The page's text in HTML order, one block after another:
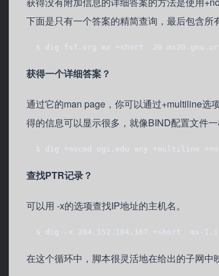
下面是只有一个答案的精简查询，最后包含所
$ dig fsf.org mx +short  20
获得一个详细答案？
通过它的man page，你可以通过+multiline选
得的信息可以显示很多，就像BIND配置文件一
$ dig +nocmd ogi.edu any +multiline
查找PTR记录？
可以用 -x的选项查找IP地址的主机名。
$ dig -x 204.152.184.167 +short  mx-
在这个循环中，脚本很灵活地在给出的子网中